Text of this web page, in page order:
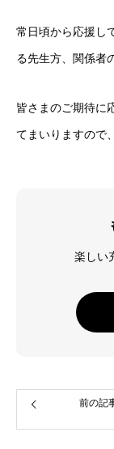
アクセス
雨の日も傘が要ら
何でも質問!!!
クラスス
常日頃から応援し
る先生方、関係者
皆さまのご期待に
てまいりますので
楽しい
前の記